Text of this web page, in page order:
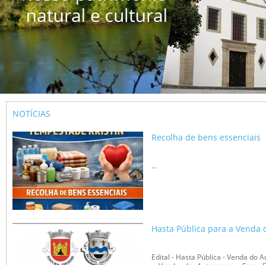
NOTÍCIAS
Recolha de bens essenciais
...
Hasta Pública para a
Edital - Hasta Pública - Venda do